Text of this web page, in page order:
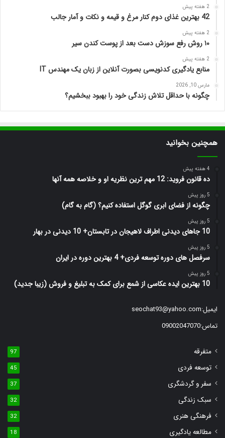
2 هفته پیش
42 بهترین غذای دوم کنار مرغ و قیمه و نکات و آمار جالب
2 هفته پیش
۱۰ روش رفع سوزش دست بعد از پوست کندن سیر
2 هفته پیش
منابع یادگیری کدنویسی بصورت آنلاین از زبان یک مهندس IT
مارس 10, 2026
چگونه با حداقل تلاش زندگی خود را بهبود ببخشیم؟
همچنین بخوانید
4 هفته پیش
ده قانون فروید: 12 مهم ترین نظریه او و خلاصه همه آنها
5 روز پیش
چگونه از فضای ابری گوگل استفاده کنیم؟ (گام به گام)
5 روز پیش
10 جاهای دیدنی اطراف لاهیجان در تابستان+ 10 دیدنی در بهار
5 روز پیش
سرفصل های دوره توسعه فردی+ 4 بهترین دوره در ایران
5 روز پیش
10 بهترین ایده عکاسی از شمع برای کمک به تبلیغ و فروش (زیبا جدید)
ایمیل:seochat93@yahoo.com
تماس:09002047070
متفرقه 97
توسعه فردی 45
سفر و گردشگری 37
سبک زندگی 32
فرهنگی هنری 32
مطالعه یادگیری 18